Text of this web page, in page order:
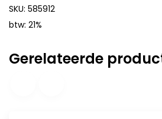
SKU: 585912
btw: 21%
Gerelateerde